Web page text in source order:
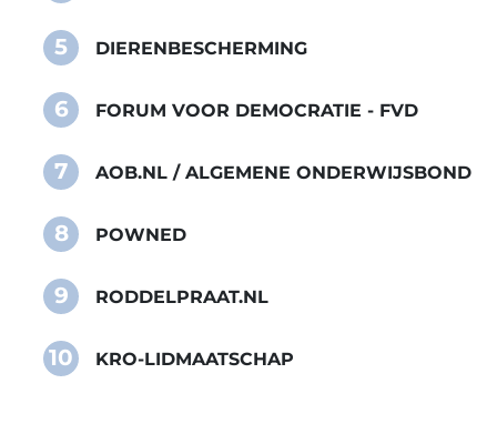
5 DIERENBESCHERMING
6 FORUM VOOR DEMOCRATIE - FVD
7 AOB.NL / ALGEMENE ONDERWIJSBOND
8 POWNED
9 RODDELPRAAT.NL
10 KRO-LIDMAATSCHAP